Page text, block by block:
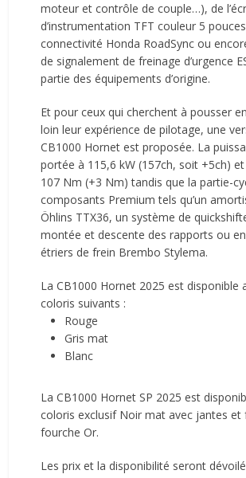
moteur et contrôle de couple…), de
d’instrumentation TFT couleur 5
connectivité Honda RoadSync ou
de signalement de freinage d’urgence
partie des équipements d’origine.
Et pour ceux qui cherchent à pousser
loin leur expérience de pilotage, une
CB1000 Hornet est proposée. La
portée à 115,6 kW (157ch, soit +5ch)
107 Nm (+3 Nm) tandis que la partie-
composants Premium tels qu’un
Öhlins TTX36, un système de
montée et descente des rapports ou
étriers de frein Brembo Stylema.
La CB1000 Hornet 2025 est disponible
coloris suivants :
Rouge
Gris mat
Blanc
La CB1000 Hornet SP 2025 est
coloris exclusif Noir mat avec jantes et
fourche Or.
Les prix et la disponibilité seront